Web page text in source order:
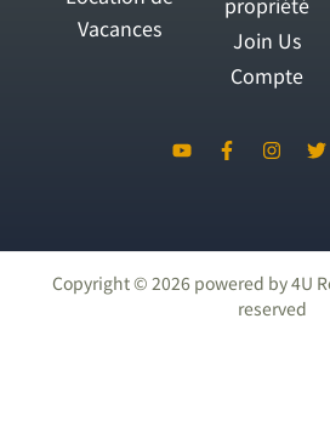
Vacances
Join Us
Compte
Copyright © 2026 powered by 4U
reserved